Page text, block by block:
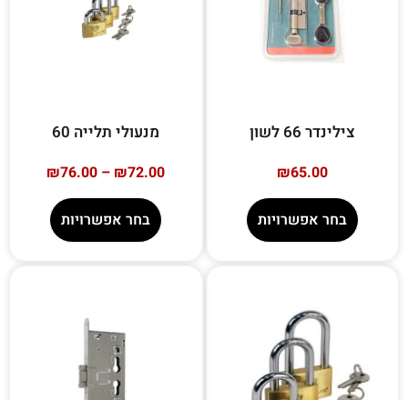
צילינדר 66 לשון
₪65.00
בחר אפשרויות
מנעולי תלייה 60
₪72.00
–
₪76.00
בחר אפשרויות